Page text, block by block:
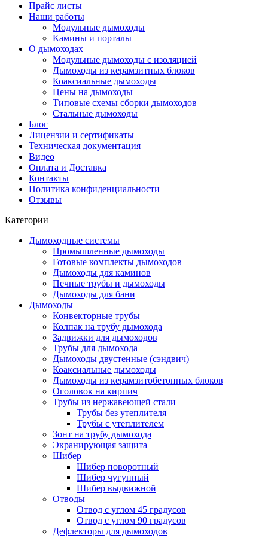
Прайс листы
Наши работы
Модульные дымоходы
Камины и порталы
О дымоходах
Модульные дымоходы с изоляцией
Дымоходы из керамзитных блоков
Коаксиальные дымоходы
Цены на дымоходы
Типовые схемы сборки дымоходов
Стальные дымоходы
Блог
Лицензии и сертификаты
Техническая документация
Видео
Оплата и Доставка
Контакты
Политика конфиденциальности
Отзывы
Категории
Дымоходные системы
Промышленные дымоходы
Готовые комплекты дымоходов
Дымоходы для каминов
Печные трубы и дымоходы
Дымоходы для бани
Дымоходы
Конвекторные трубы
Колпак на трубу дымохода
Задвижки для дымоходов
Трубы для дымохода
Дымоходы двустенные (сэндвич)
Коаксиальные дымоходы
Дымоходы из керамзитобетонных блоков
Оголовок на кирпич
Трубы из нержавеющей стали
Трубы без утеплителя
Трубы с утеплителем
Зонт на трубу дымохода
Экранирующая защита
Шибер
Шибер поворотный
Шибер чугунный
Шибер выдвижной
Отводы
Отвод с углом 45 градусов
Отвод с углом 90 градусов
Дефлекторы для дымоходов